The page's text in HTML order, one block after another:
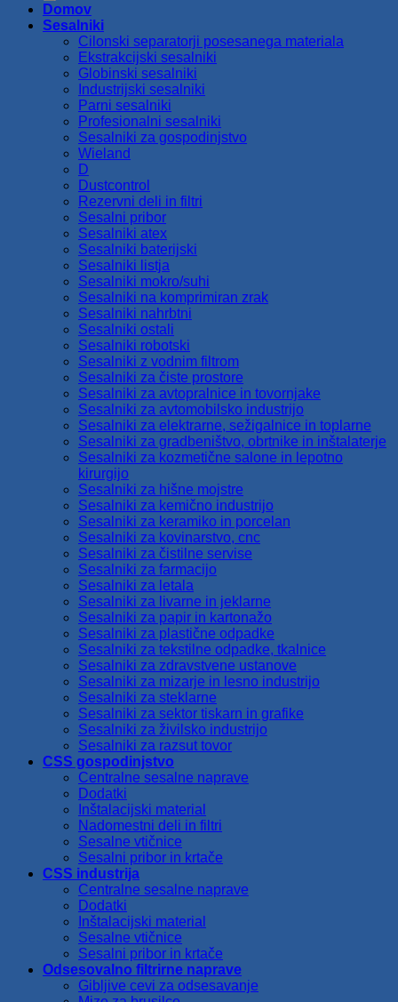
Domov
Sesalniki
Cilonski separatorji posesanega materiala
Ekstrakcijski sesalniki
Globinski sesalniki
Industrijski sesalniki
Parni sesalniki
Profesionalni sesalniki
Sesalniki za gospodinjstvo
Wieland
D
Dustcontrol
Rezervni deli in filtri
Sesalni pribor
Sesalniki atex
Sesalniki baterijski
Sesalniki listja
Sesalniki mokro/suhi
Sesalniki na komprimiran zrak
Sesalniki nahrbtni
Sesalniki ostali
Sesalniki robotski
Sesalniki z vodnim filtrom
Sesalniki za čiste prostore
Sesalniki za avtopralnice in tovornjake
Sesalniki za avtomobilsko industrijo
Sesalniki za elektrarne, sežigalnice in toplarne
Sesalniki za gradbeništvo, obrtnike in inštalaterje
Sesalniki za kozmetične salone in lepotno
kirurgijo
Sesalniki za hišne mojstre
Sesalniki za kemično industrijo
Sesalniki za keramiko in porcelan
Sesalniki za kovinarstvo, cnc
Sesalniki za čistilne servise
Sesalniki za farmacijo
Sesalniki za letala
Sesalniki za livarne in jeklarne
Sesalniki za papir in kartonažo
Sesalniki za plastične odpadke
Sesalniki za tekstilne odpadke, tkalnice
Sesalniki za zdravstvene ustanove
Sesalniki za mizarje in lesno industrijo
Sesalniki za steklarne
Sesalniki za sektor tiskarn in grafike
Sesalniki za živilsko industrijo
Sesalniki za razsut tovor
CSS gospodinjstvo
Centralne sesalne naprave
Dodatki
Inštalacijski material
Nadomestni deli in filtri
Sesalne vtičnice
Sesalni pribor in krtače
CSS industrija
Centralne sesalne naprave
Dodatki
Inštalacijski material
Sesalne vtičnice
Sesalni pribor in krtače
Odsesovalno filtrirne naprave
Gibljive cevi za odsesavanje